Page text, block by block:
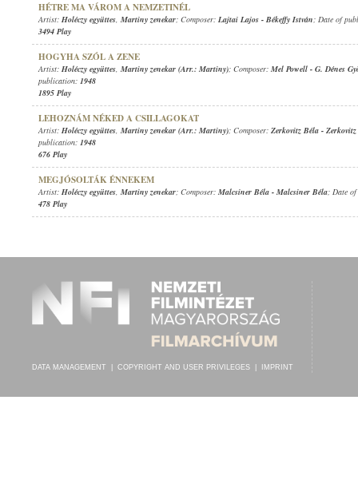
HÉTRE MA VÁROM A NEMZETINÉL
Artist: Holéczy együttes, Martiny zenekar; Composer: Lajtai Lajos - Békeffy István; Date of
3494 Play
HOGYHA SZÓL A ZENE
Artist: Holéczy együttes, Martiny zenekar (Arr.: Martiny); Composer: Mel Powell - G. Dénes
publication: 1948
1895 Play
LEHOZNÁM NÉKED A CSILLAGOKAT
Artist: Holéczy együttes, Martiny zenekar (Arr.: Martiny); Composer: Zerkovitz Béla -
publication: 1948
676 Play
MEGJÓSOLTÁK ÉNNEKEM
Artist: Holéczy együttes, Martiny zenekar; Composer: Malcsiner Béla - Malcsiner Béla; Date
478 Play
DATA MANAGEMENT COPYRIGHT AND USER PRIVILEGES IMPRINT